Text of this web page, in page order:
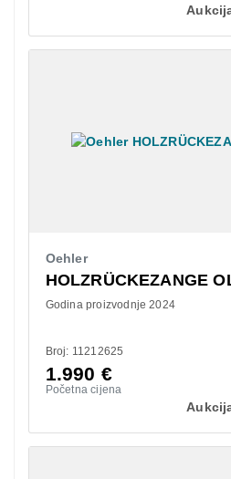
Oehler
HOLZRÜCKEZANGE
Godina proizvodnje 2024
Broj: 11212625
1.990 €
Početna cijena